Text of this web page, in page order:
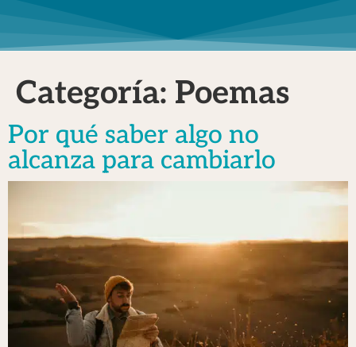
Categoría: Poemas
Por qué saber algo no
alcanza para cambiarlo